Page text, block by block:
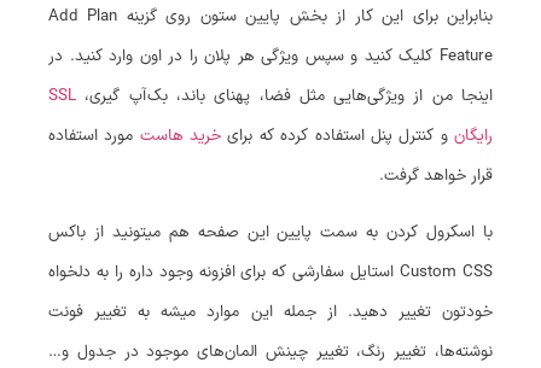
بنابراین برای این کار از بخش پایین ستون روی گزینه Add Plan
Feature کلیک کنید و سپس ویژگی هر پلان را در اون وارد کنید. در
اینجا من از ویژگی‌هایی مثل فضا، پهنای باند، بک‌آپ گیری، SSL
رایگانو کنترل پنل استفاده کرده که برای خرید هاست مورد استفاده
قرار خواهد گرفت.
با اسکرول کردن به سمت پایین این صفحه هم میتونید از باکس
Custom CSS استایل سفارشی که برای افزونه وجود داره را به دلخواه
خودتون تغییر دهید. از جمله این موارد میشه به تغییر فونت
نوشته‌ها، تغییر رنگ، تغییر چینش المان‌های موجود در جدول و…